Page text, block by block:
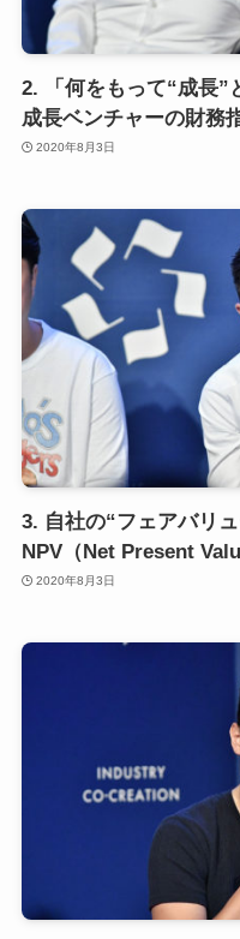
2. 「何をもって“成長”
成長ベンチャーの財務
2020年8月3日
3. 自社の“フェアバリ
NPV（Net Present
2020年8月3日